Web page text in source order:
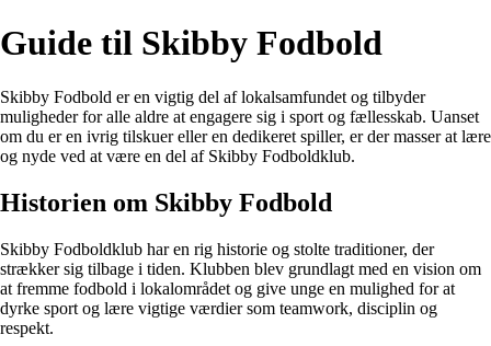
Guide til Skibby Fodbold
Skibby Fodbold er en vigtig del af lokalsamfundet og tilbyder
muligheder for alle aldre at engagere sig i sport og fællesskab. Uanset
om du er en ivrig tilskuer eller en dedikeret spiller, er der masser at lære
og nyde ved at være en del af Skibby Fodboldklub.
Historien om Skibby Fodbold
Skibby Fodboldklub har en rig historie og stolte traditioner, der
strækker sig tilbage i tiden. Klubben blev grundlagt med en vision om
at fremme fodbold i lokalområdet og give unge en mulighed for at
dyrke sport og lære vigtige værdier som teamwork, disciplin og
respekt.